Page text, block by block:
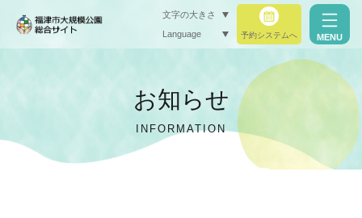
文字の大きさ
Language 予約システムへ MENU
お知らせ
INFORMATION